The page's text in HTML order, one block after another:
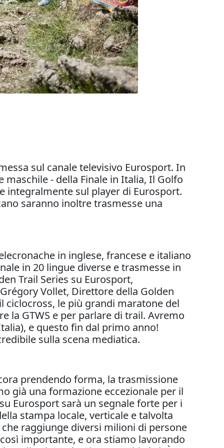
sul canale televisivo Eurosport. In
- della Finale in Italia, Il Golfo
integralmente sul player di Eurosport.
saranno inoltre trasmesse una
in inglese, francese e italiano
in 20 lingue diverse e trasmesse in
Trail Series su Eurosport,
Vollet, Direttore della Golden
ciclocross, le più grandi maratone del
la GTWS e per parlare di trail. Avremo
e questo fin dal primo anno!
sulla scena mediatica.
prendendo forma, la trasmissione
già una formazione eccezionale per il
Eurosport sarà un segnale forte per i
stampa locale, verticale e talvolta
raggiunge diversi milioni di persone
importante, e ora stiamo lavorando